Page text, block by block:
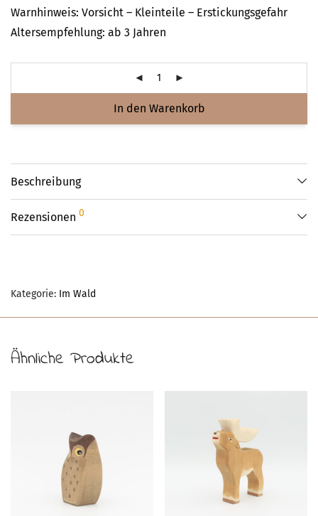
Warnhinweis: Vorsicht – Kleinteile – Erstickungsgefahr
Altersempfehlung: ab 3 Jahren
In den Warenkorb
Beschreibung
Rezensionen 0
Kategorie: Im Wald
Ähnliche Produkte